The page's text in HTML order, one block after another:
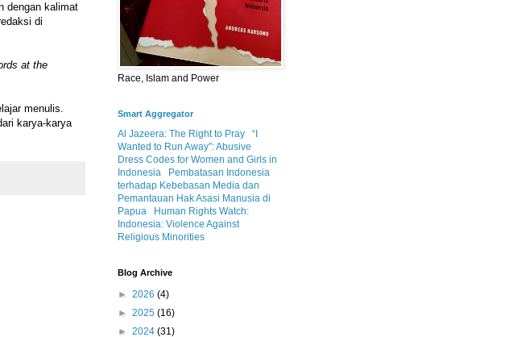
dengan kalimat
di
at the
menulis.
karya-karya
Race, Islam and Power
Smart Aggregator
Al Jazeera: The Right to Pray
“I
Wanted to Run Away”: Abusive
Dress Codes for Women and Girls in
Indonesia
Pembatasan Indonesia
terhadap Kebebasan Media dan
Pemantauan Hak Asasi Manusia di
Papua
Human Rights Watch:
Indonesia: Violence Against
Religious Minorities
Blog Archive
► 2026 (4)
► 2025 (16)
► 2024 (31)